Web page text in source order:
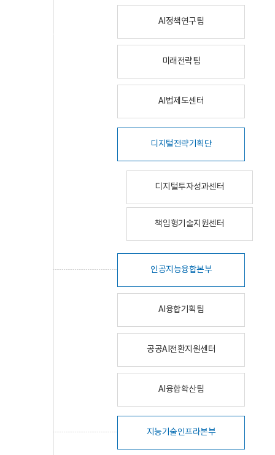
AI정책연구팀
미래전략팀
AI법제도센터
디지털전략기획단
디지털투자성과센터
책임형기술지원센터
인공지능융합본부
AI융합기획팀
공공AI전환지원센터
AI융합확산팀
지능기술인프라본부